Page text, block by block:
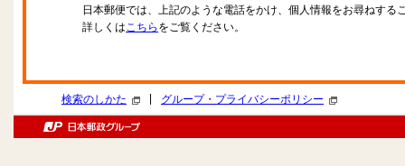
日本郵便では、上記のような電話をかけ、個人情報をお尋ねする
詳しくはこちら をご覧ください。
検索のしかた グループ・プライバシーポリシー